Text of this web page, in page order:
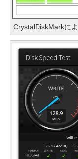
CrystalDiskMarkに